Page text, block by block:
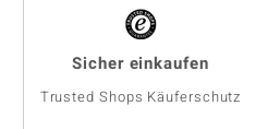
Sicher einkaufen
Trusted Shops Käuferschutz